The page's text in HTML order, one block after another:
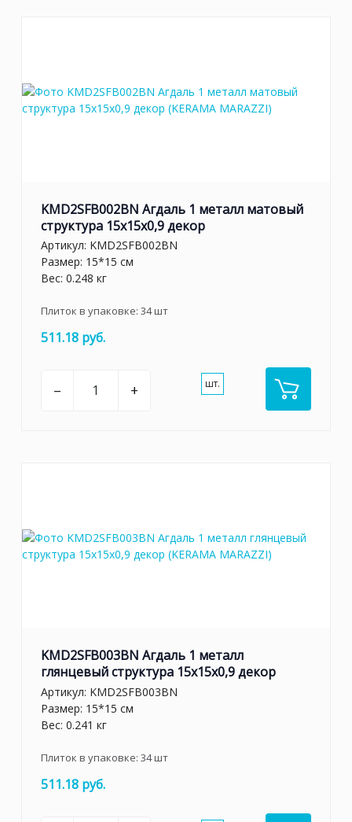
KMD2SFB002BN Агдаль 1 металл матовый
структура 15x15x0,9 декор
Артикул: KMD2SFB002BN
Размер: 15*15 см
Вес: 0.248 кг
Плиток в упаковке: 34шт
511.18 руб.
– + шт.
KMD2SFB003BN Агдаль 1 металл
глянцевый структура 15x15x0,9 декор
Артикул: KMD2SFB003BN
Размер: 15*15 см
Вес: 0.241 кг
Плиток в упаковке: 34шт
511.18 руб.